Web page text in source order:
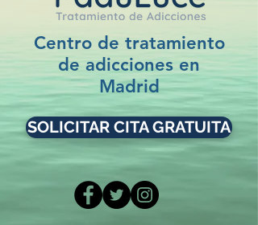
Centro de tratamiento
de adicciones en
Madrid
SOLICITAR CITA GRATUITA